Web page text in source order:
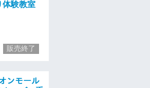
験教室
販売終了
ンモール